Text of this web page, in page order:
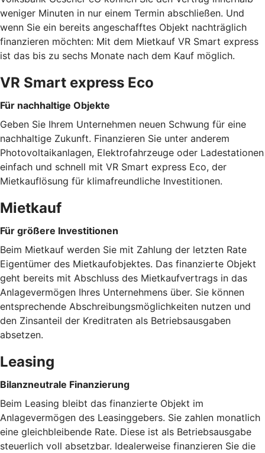
weniger Minuten in nur einem Termin abschließen. Und
wenn Sie ein bereits angeschafftes Objekt nachträglich
finanzieren möchten: Mit dem Mietkauf VR Smart express
ist das bis zu sechs Monate nach dem Kauf möglich.
VR Smart express Eco
Für nachhaltige Objekte
Geben Sie Ihrem Unternehmen neuen Schwung für eine
nachhaltige Zukunft. Finanzieren Sie unter anderem
Photovoltaikanlagen, Elektrofahrzeuge oder Ladestationen
einfach und schnell mit VR Smart express Eco, der
Mietkauflösung für klimafreundliche Investitionen.
Mietkauf
Für größere Investitionen
Beim Mietkauf werden Sie mit Zahlung der letzten Rate
Eigentümer des Mietkaufobjektes. Das finanzierte Objekt
geht bereits mit Abschluss des Mietkaufvertrags in das
Anlagevermögen Ihres Unternehmens über. Sie können
entsprechende Abschreibungsmöglichkeiten nutzen und
den Zinsanteil der Kreditraten als Betriebsausgaben
absetzen.
Leasing
Bilanzneutrale Finanzierung
Beim Leasing bleibt das finanzierte Objekt im
Anlagevermögen des Leasinggebers. Sie zahlen monatlich
eine gleichbleibende Rate. Diese ist als Betriebsausgabe
steuerlich voll absetzbar. Idealerweise finanzieren Sie die